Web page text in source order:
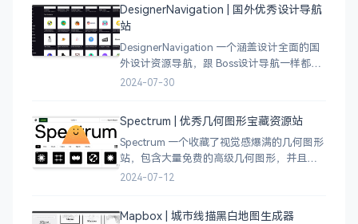
DesignerNavigation | 国外优秀设计导航
站
DesignerNavigation 一个涵盖设计全面的国
外设计资源导航，跟 Boss设计导航一样都是
分门别类的划分设计灵感、资讯、UI 资源、
2024-07-30
Spectrum | 优秀几何图形宝藏资源站
Spectrum 一个收藏了视觉感爆满的几何图形
站，包含大量免费的高级几何图形，并且每
周都会更新 100 个几何图案，不断的完善能
2024-07-12
Mapbox | 城市线描黑白地图生成器